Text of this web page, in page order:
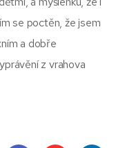
se poctěn, že jsem
a dobře
z vrahova